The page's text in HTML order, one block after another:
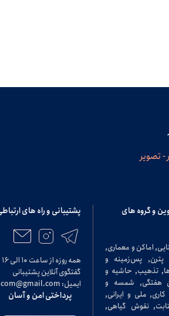
- تصویر
و گروه های
اماکن و معماری,
پترن, پس‌زمینه و
تذهیب, حاشیه و
هفتگی, شمسه و
ملی و ایرانی,
نقوش گیاهی,
پشتیبانی و راه های
همه روزه از ساعت ۱۰ الی ۱۶
گفتگوی آنلاین پشتیبانی
ایمیل: tasvirestan.com@gmail.com
پرداختی امن و آسان